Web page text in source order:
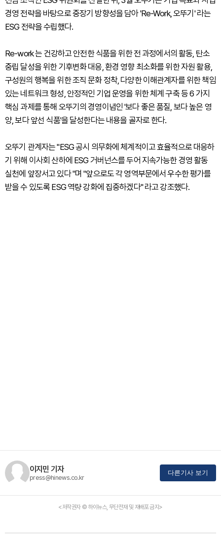
경영 전략을 바탕으로 중장기 방향성을 담아 'Re-Work, 오뚜기' 라는
ESG 전략을 수립했다.
Re-work 는 건강하고 안전한 식품을 위한 전 과정에서의 활동, 탄소
중립 달성을 위한 기후변화 대응, 환경 영향 최소화를 위한 자원 활용,
구성원의 행복을 위한 조직 문화 정착, 다양한 이해관계자를 위한 책임
있는 네트워크 형성, 안정적인 기업 운영을 위한 체계 구축 등 6 가지
핵심 과제를 통해 오뚜기의 경영이념인 '보다 좋은 품질, 보다 높은 영
양, 보다 앞선 식품'을 달성한다는 내용을 골자로 한다.
오뚜기 관계자는 "ESG 공시 의무화에 체계적이고 효율적으로 대응하
기 위해 이사회 산하에 ESG 거버넌스를 두어 지속가능한 경영 활동
실천에 앞장서고 있다 "며 "앞으로도 각 영역부문에서 우수한 평가를
받을 수 있도록 ESG 역량 강화에 집중하겠다" 라고 강조했다.
이지민 기자
press@hinews.co.kr
다른기사 보기
<저작권자 © 하이뉴스, 무단전재 및 재배포 금지>